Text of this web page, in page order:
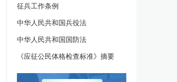
征兵工作条例
中华人民共和国兵役法
中华人民共和国国防法
《应征公民体格检查标准》摘要